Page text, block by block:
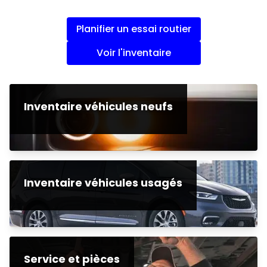
Planifier un essai routier
Voir l'inventaire
Inventaire véhicules neufs
Inventaire véhicules usagés
Service et pièces